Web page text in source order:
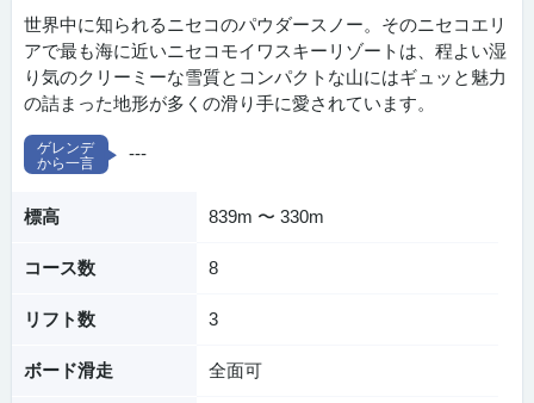
世界中に知られるニセコのパウダースノー。そのニセコエリ
アで最も海に近いニセコモイワスキーリゾートは、程よい湿
り気のクリーミーな雪質とコンパクトな山にはギュッと魅力
の詰まった地形が多くの滑り手に愛されています。
---
標高 839m 〜 330m
コース数 8
リフト数 3
ボード滑走 全面可